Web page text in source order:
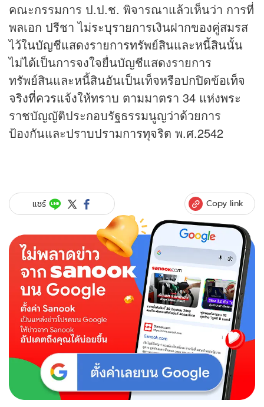
คณะกรรมการ ป.ป.ช. พิจารณาแล้วเห็นว่า การที่
พลเอก ปรีชา ไม่ระบุรายการเงินฝากของคู่สมรส
ไว้ในบัญชีแสดงรายการทรัพย์สินและหนี้สินนั้น
ไม่ได้เป็นการจงใจยื่นบัญชีแสดงรายการ
ทรัพย์สินและหนี้สินอันเป็นเท็จหรือปกปิดข้อเท็จ
จริงที่ควรแจ้งให้ทราบ ตามมาตรา 34 แห่งพระ
ราชบัญญัติประกอบรัฐธรรมนูญว่าด้วยการ
ป้องกันและปราบปรามการทุจริต พ.ศ.2542
แชร์ Copy link